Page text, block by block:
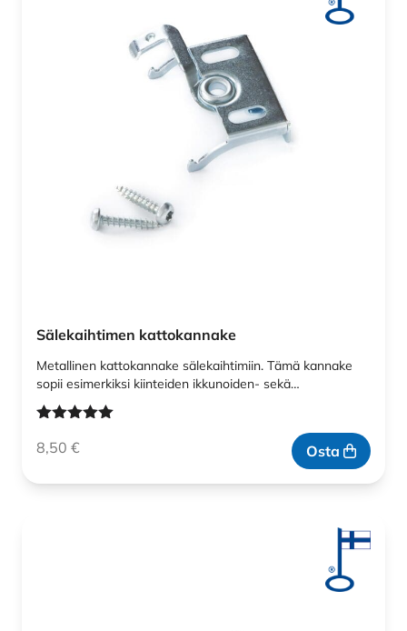
Sälekaihtimen kattokannake
Metallinen kattokannake sälekaihtimiin. Tämä kannake
sopii esimerkiksi kiinteiden ikkunoiden- sekä…
tuotteesta:
8,50 € Osta